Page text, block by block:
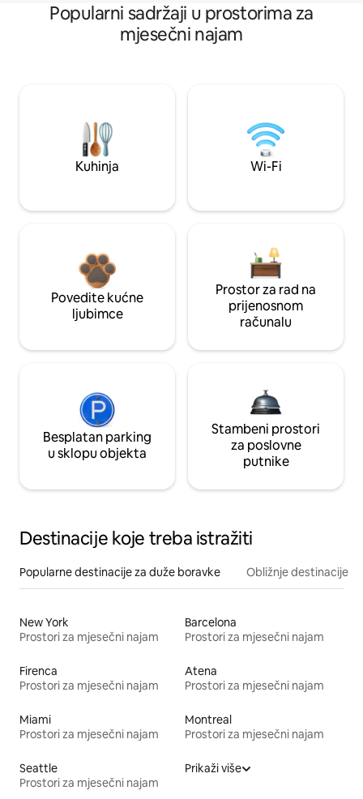
Popularni sadržaji u prostorima za
mjesečni najam
Kuhinja Wi-Fi
Povedite kućne
ljubimce
Prostor za rad na
prijenosnom
računalu
Besplatan parking
u sklopu objekta
Stambeni prostori
za poslovne
putnike
Destinacije koje treba istražiti
Popularne destinacije za duže boravke Obližnje destinacije
New York
Prostori za mjesečni najam
Barcelona
Prostori za mjesečni najam
Firenca
Prostori za mjesečni najam
Atena
Prostori za mjesečni najam
Miami
Prostori za mjesečni najam
Montreal
Prostori za mjesečni najam
Seattle
Prostori za mjesečni najam
Prikaži više